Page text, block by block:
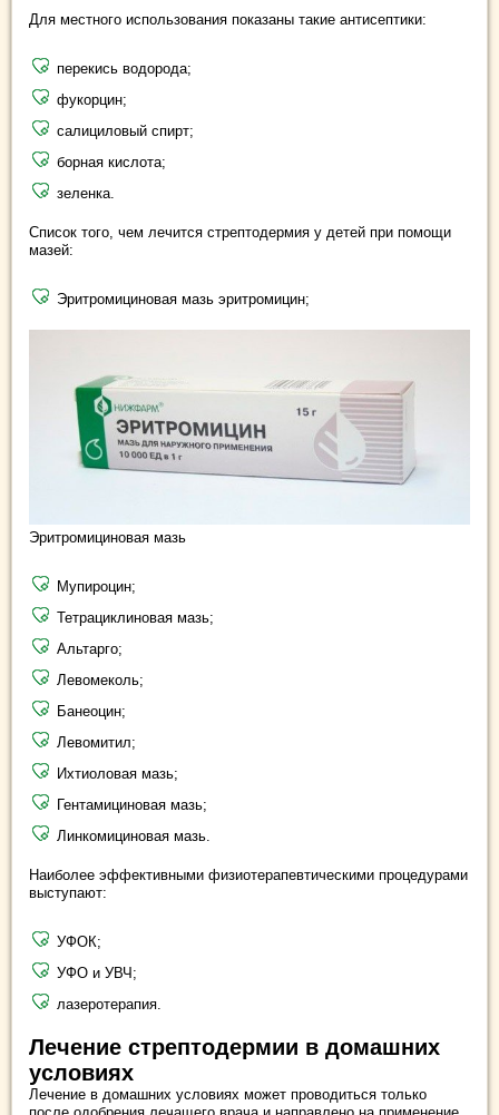
Для местного использования показаны такие антисептики:
перекись водорода;
фукорцин;
салициловый спирт;
борная кислота;
зеленка.
Список того, чем лечится стрептодермия у детей при помощи
мазей:
Эритромициновая мазь эритромицин;
Эритромициновая мазь
Мупироцин;
Тетрациклиновая мазь;
Альтарго;
Левомеколь;
Банеоцин;
Левомитил;
Ихтиоловая мазь;
Гентамициновая мазь;
Линкомициновая мазь.
Наиболее эффективными физиотерапевтическими процедурами
выступают:
УФОК;
УФО и УВЧ;
лазеротерапия.
Лечение стрептодермии в домашних
условиях
Лечение в домашних условиях может проводиться только